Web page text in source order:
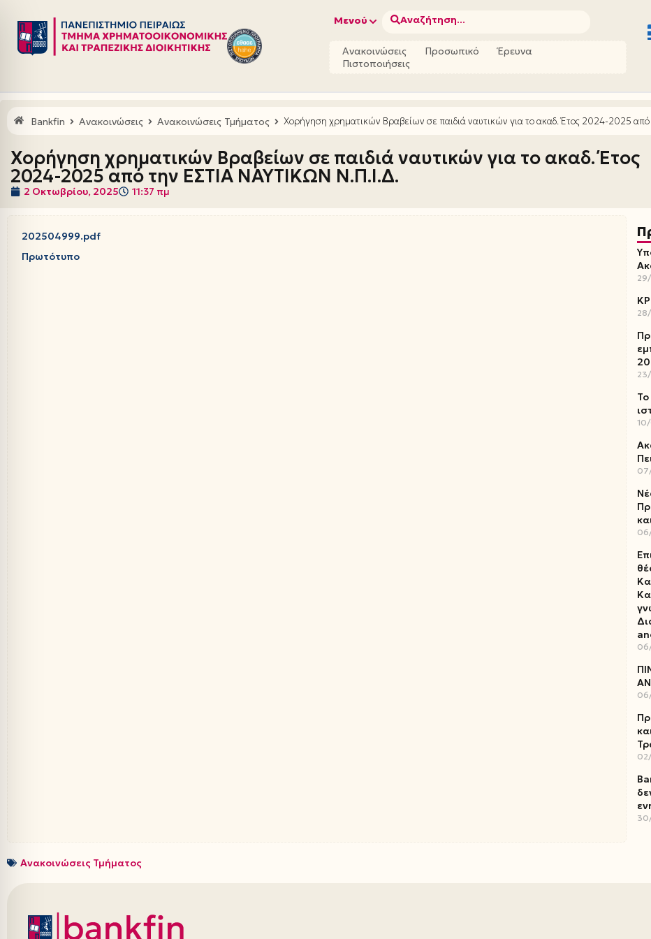
Μεταπηδήστε
στο
Μενού Αναζήτηση...
Ανακοινώσεις Προσωπικό
Έρευνα
Πιστοποιήσεις
Bankfin Ανακοινώσεις Ανακοινώσεις Τμήματος Χορήγηση χρηματικών Βραβείων σε παιδιά ναυτικών για το ακαδ. Έτος 2024-2025
Χορήγηση χρηματικών Βραβείων σε παιδιά ναυτικών για το ακαδ. Έτος
2024-2025 από την ΕΣΤΙΑ ΝΑΥΤΙΚΩΝ Ν.Π.Ι.Δ.
2 Οκτωβρίου, 2025 11:37 πμ
202504999.pdf
Πρωτότυπο
Ανακοινώσεις Τμήματος